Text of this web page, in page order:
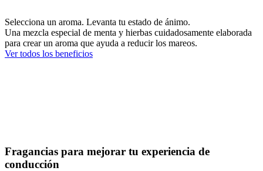
Selecciona un aroma. Levanta tu estado de ánimo.
Una mezcla especial de menta y hierbas cuidadosamente elaborada
para crear un aroma que ayuda a reducir los mareos.
Ver todos los beneficios
Fragancias para mejorar tu experiencia de
conducción